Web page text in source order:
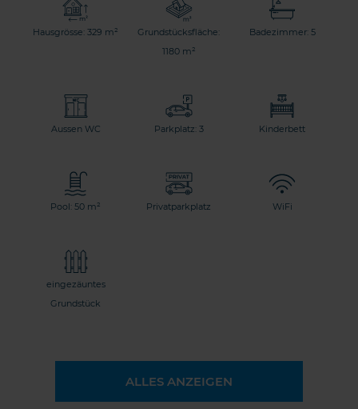
Hausgrösse: 329 m²
Grundstücksfläche:
1180 m²
Badezimmer: 5
Aussen WC Parkplatz: 3 Kinderbett
Pool: 50 m² Privatparkplatz WiFi
eingezäuntes
Grundstück
ALLES ANZEIGEN